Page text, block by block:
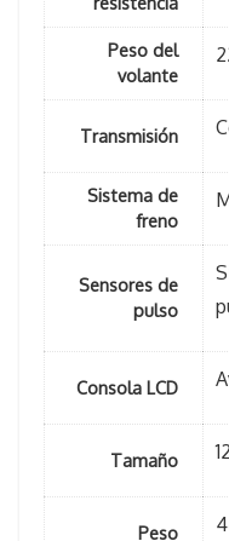
Peso del
volante
Transmisión
Sistema de
freno
Sensores de
pulso
Consola LCD
Tamaño
Peso